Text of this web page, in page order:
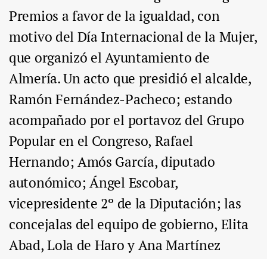
Premios a favor de la igualdad, con
motivo del Día Internacional de la Mujer,
que organizó el Ayuntamiento de
Almería. Un acto que presidió el alcalde,
Ramón Fernández-Pacheco; estando
acompañado por el portavoz del Grupo
Popular en el Congreso, Rafael
Hernando; Amós García, diputado
autonómico; Ángel Escobar,
vicepresidente 2º de la Diputación; las
concejalas del equipo de gobierno, Elita
Abad, Lola de Haro y Ana Martínez